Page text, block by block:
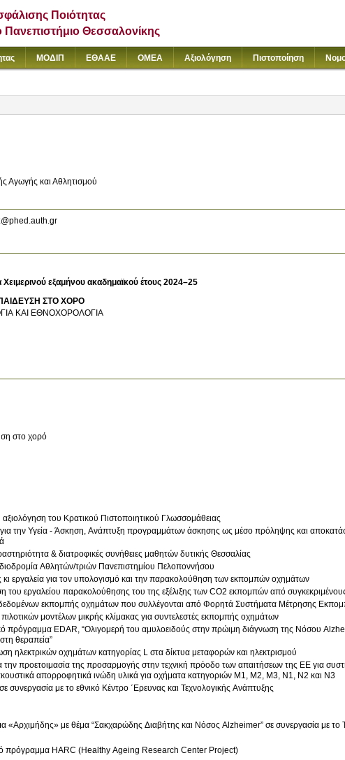
Ποιότητας
Πανεπιστήμιο Θεσσαλονίκης
ΜΟΔΙΠ ΕΘΑΑΕ ΟΜΕΑ Αξιολόγηση Πιστοποίηση
Αγωγής και Αθλητισμού
εξαμήνου ακαδημαϊκού έτους 2024–25
ΣΤΟ ΧΟΡΟ
ΚΑΙ ΕΘΝΟΧΟΡΟΛΟΓΙΑ
στο χορό
αξιολόγηση του Κρατικού Πιστοποιητικού Γλωσσομάθειας
την Υγεία - Άσκηση, Ανάπτυξη προγραμμάτων άσκησης ως μέσο πρόληψης και
& διατροφικές συνήθειες μαθητών δυτικής Θεσσαλίας
Αθλητών/τριών Πανεπιστημίου Πελοποννήσου
κι εργαλεία για τον υπολογισμό και την παρακολούθηση των εκπομπών οχημάτων
του εργαλείου παρακολούθησης του της εξέλιξης των CO2 εκπομπών από
εκπομπής οχημάτων που συλλέγονται από Φορητά Συστήματα Μέτρησης
μοντέλων μικρής κλίμακας για συντελεστές εκπομπής οχημάτων
EDAR, “Ολιγομερή του αμυλοειδούς στην πρώιμη διάγνωση της Νόσου Alzheimer και ως δείκτης
απάντησης στη θεραπεία”
ηλεκτρικών οχημάτων κατηγορίας L στα δίκτυα μεταφορών και ηλεκτρισμού
την προετοιμασία της προσαρμογής στην τεχνική πρόοδο των απαιτήσεων της ΕΕ για
απορροφητικά ινώδη υλικά για οχήματα κατηγοριών M1, M2, M3, N1, N2 και N3
συνεργασία με το εθνικό Κέντρο ΄Ερευνας και Τεχνολογικής Ανάπτυξης
«Αρχιμήδης» με θέμα “Σακχαρώδης Διαβήτης και Νόσος Alzheimer” σε συνεργασία με το
πρόγραμμα HARC (Healthy Ageing Research Center Project)